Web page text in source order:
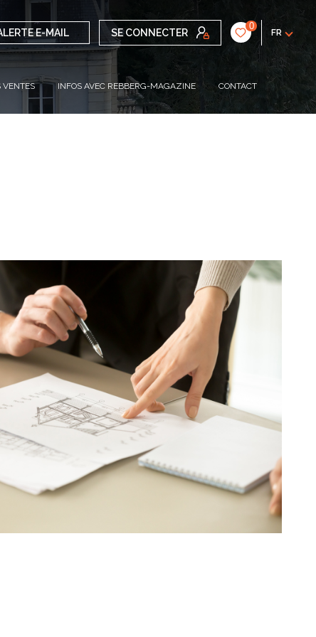
E-MAIL SE CONNECTER
0
FR
VENTES INFOS AVEC REBBERG-MAGAZINE CONTACT